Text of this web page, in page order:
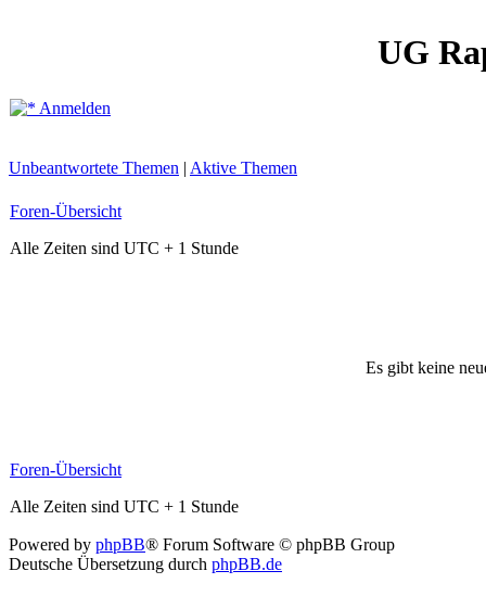
UG
Anmelden
Unbeantwortete Themen | Aktive Themen
Foren-Übersicht
Alle Zeiten sind UTC + 1 Stunde
Es gibt keine
Foren-Übersicht
Alle Zeiten sind UTC + 1 Stunde
Powered by phpBB® Forum Software © phpBB Group
Deutsche Übersetzung durch phpBB.de